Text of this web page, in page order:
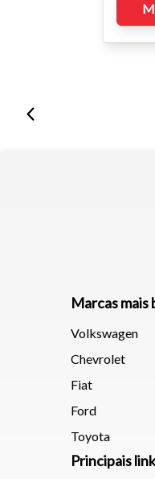
Marcas mais
Volkswagen
Chevrolet
Fiat
Ford
Toyota
Principais